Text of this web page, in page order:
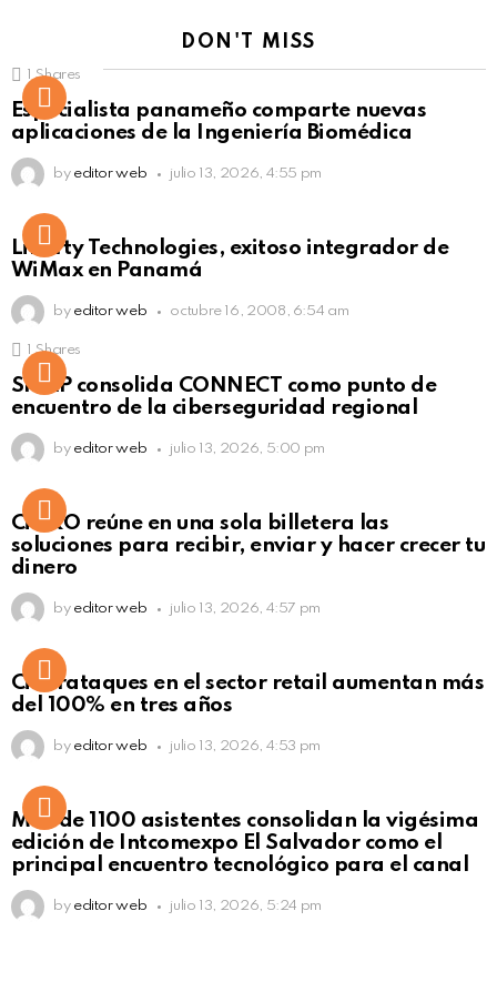
DON'T MISS
Click to view this post
Shares
Especialista panameño comparte nuevas
aplicaciones de la Ingeniería Biomédica
by editor web julio 13, 2026, 4:55 pm
Liberty Technologies, exitoso integrador de
WiMax en Panamá
by editor web octubre 16, 2008, 6:54 am
Click to view this post
Shares
SISAP consolida CONNECT como punto de
encuentro de la ciberseguridad regional
by editor web julio 13, 2026, 5:00 pm
Not Safe For Work
Click to view this post
CiNKO reúne en una sola billetera las
soluciones para recibir, enviar y hacer crecer tu
dinero
by editor web julio 13, 2026, 4:57 pm
Ciberataques en el sector retail aumentan más
del 100% en tres años
by editor web julio 13, 2026, 4:53 pm
Más de 1100 asistentes consolidan la vigésima
edición de Intcomexpo El Salvador como el
principal encuentro tecnológico para el canal
by editor web julio 13, 2026, 5:24 pm